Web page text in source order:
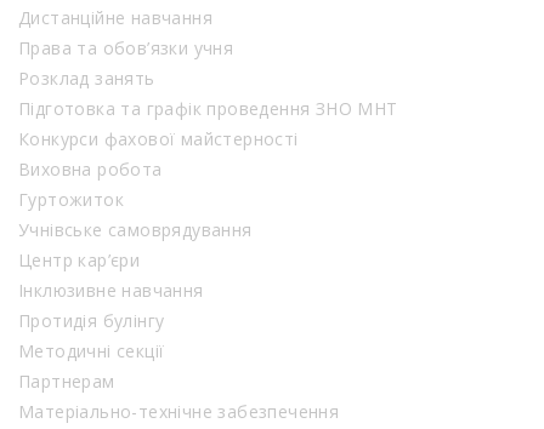
Дистанційне навчання
Права та обов’язки учня
Розклад занять
Підготовка та графік проведення ЗНО МНТ
Конкурси фахової майстерності
Виховна робота
Гуртожиток
Учнівське самоврядування
Центр кар’єри
Інклюзивне навчання
Протидія булінгу
Методичні секції
Партнерам
Матеріально-технічне забезпечення